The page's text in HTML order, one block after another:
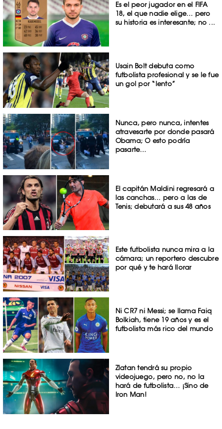
Es el peor jugador en el FIFA
18, el que nadie elige… pero
su historia es interesante; no ...
Usain Bolt debuta como
futbolista profesional y se le fue
un gol por “lento”
Nunca, pero nunca, intentes
atravesarte por donde pasará
Obama; O esto podría
pasarte…
El capitán Maldini regresará a
las canchas… pero a las de
Tenis; debutará a sus 48 años
Este futbolista nunca mira a la
cámara; un reportero descubre
por qué y te hará llorar
Ni CR7 ni Messi; se llama Faiq
Bolkiah, tiene 19 años y es el
futbolista más rico del mundo
Zlatan tendrá su propio
videojuego, pero no, no la
hará de futbolista… ¡Sino de
Iron Man!